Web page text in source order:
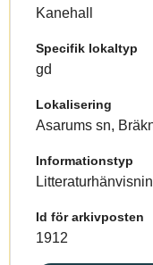
Kanehall
Specifik lokaltyp
gd
Lokalisering
Asarums sn,
Informationstyp
Id för arkivposten
1912